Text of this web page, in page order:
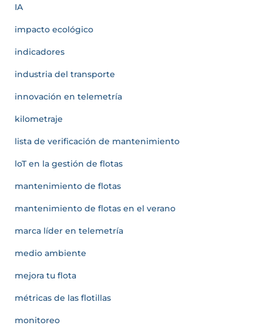
IA
impacto ecológico
indicadores
industria del transporte
innovación en telemetría
kilometraje
lista de verificación de mantenimiento
loT en la gestión de flotas
mantenimiento de flotas
mantenimiento de flotas en el verano
marca líder en telemetría
medio ambiente
mejora tu flota
métricas de las flotillas
monitoreo